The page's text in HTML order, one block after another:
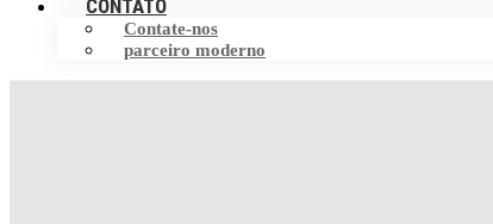
CONTATO
Contate-nos
parceiro moderno